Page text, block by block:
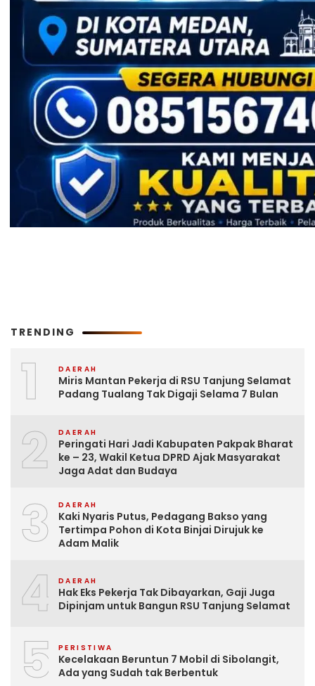
TRENDING
1 DAERAH
Miris Mantan Pekerja di RSU Tanjung Selamat
Padang Tualang Tak Digaji Selama 7 Bulan
2 DAERAH
Peringati Hari Jadi Kabupaten Pakpak Bharat
ke – 23, Wakil Ketua DPRD Ajak Masyarakat
Jaga Adat dan Budaya
3 DAERAH
Kaki Nyaris Putus, Pedagang Bakso yang
Tertimpa Pohon di Kota Binjai Dirujuk ke
Adam Malik
4 DAERAH
Hak Eks Pekerja Tak Dibayarkan, Gaji Juga
Dipinjam untuk Bangun RSU Tanjung Selamat
5 PERISTIWA
Kecelakaan Beruntun 7 Mobil di Sibolangit,
Ada yang Sudah tak Berbentuk